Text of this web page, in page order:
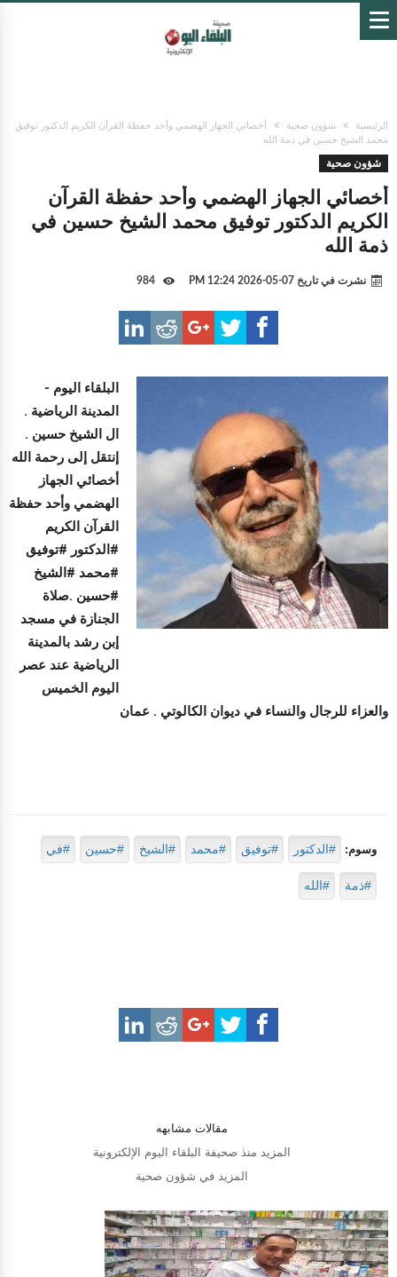
الرئيسية شؤون صحية
أخصائي الجهاز الهضمي وأحد حفظة القرآن الكريم الدكتور توفيق
محمد الشيخ حسين في ذمة الله
شؤون صحية
أخصائي الجهاز الهضمي وأحد حفظة القرآن
الكريم الدكتور توفيق محمد الشيخ حسين في
ذمة الله
نشرت في تاريخ 07-05-2026 12:24 PM
البلقاء اليوم -
المدينة الرياضية .
ال الشيخ حسين .
إنتقل إلى رحمة الله
أخصائي الجهاز
الهضمي وأحد حفظة
القرآن الكريم
#الدكتور #توفيق
#محمد #الشيخ
#حسين .صلاة
الجنازة في مسجد
إبن رشد بالمدينة
الرياضية عند عصر
اليوم الخميس
والعزاء للرجال والنساء في ديوان الكالوتي . عمان
وسوم: #الدكتور #توفيق #محمد #الشيخ #حسين #في
#ذمة #الله
مقالات مشابهه
المزيد منذ صحيفة البلقاء اليوم الإلكترونية
المزيد في شؤون صحية